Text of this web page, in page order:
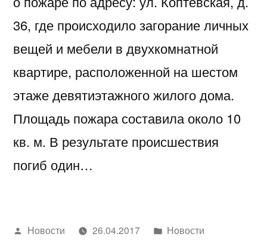
36, где происходило загорание личных
вещей и мебели в двухкомнатной
квартире, расположенной на шестом
этаже девятиэтажного жилого дома.
Площадь пожара составила около 10
кв. м. В результате происшествия
погиб один…
Написано
Новости 26.04.2017
Написано
Новости